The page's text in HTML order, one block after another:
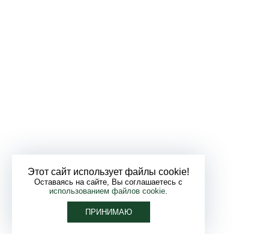
Этот сайт использует файлы cookie!
Оставаясь на сайте, Вы соглашаетесь с
использованием файлов cookie.
ПРИНИМАЮ